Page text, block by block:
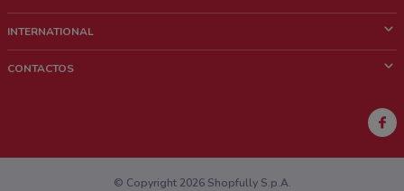
¿Quiénes Somos?
Trabaja con nosotros
Contacto comercial
INTERNATIONAL
CONTACTOS
¿Encontraste un problema en la web o en la aplicación?
© Copyright 2026 Shopfully S.p.A.